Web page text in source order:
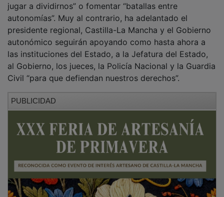
jugar a dividirnos” o fomentar “batallas entre
autonomías”. Muy al contrario, ha adelantado el
presidente regional, Castilla-La Mancha y el Gobierno
autonómico seguirán apoyando como hasta ahora a
las instituciones del Estado, a la Jefatura del Estado,
al Gobierno, los jueces, la Policía Nacional y la Guardia
Civil “para que defiendan nuestros derechos”.
PUBLICIDAD